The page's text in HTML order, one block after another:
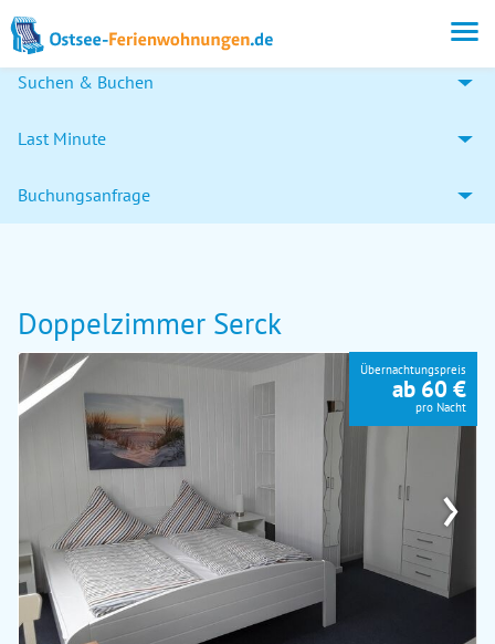
Suchen & Buchen
Last Minute
Buchungsanfrage
Doppelzimmer Serck
›
Übernachtungspreis
ab 60 €
pro Nacht